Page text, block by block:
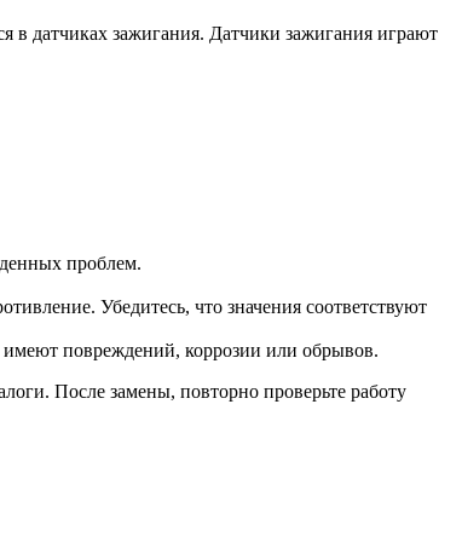
в датчиках зажигания. Датчики зажигания играют
проблем.
Убедитесь, что значения соответствуют
имеют повреждений, коррозии или обрывов.
После замены, повторно проверьте работу